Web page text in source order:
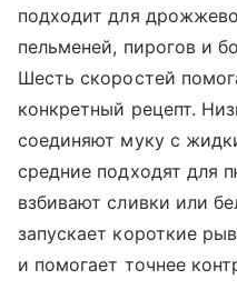
подходит для
пельменей, пирогов и
Шесть скоростей
конкретный рецепт.
соединяют муку с
средние подходят для
взбивают сливки или
запускает короткие
и помогает точнее